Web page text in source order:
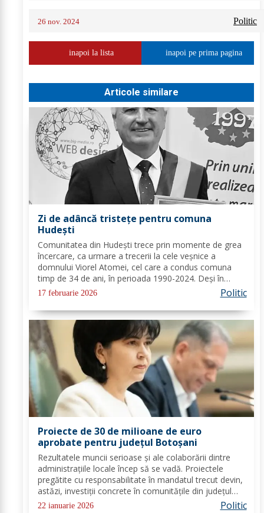
26 nov. 2024 Politic
inapoi la lista inapoi pe prima pagina
Articole similare
Zi de adâncă tristețe pentru comuna
Hudești
Comunitatea din Hudești trece prin momente de grea
încercare, ca urmare a trecerii la cele veșnice a
domnului Viorel Atomei, cel care a condus comuna
timp de 34 de ani, în perioada 1990-2024. Deși în
ultima perioadă s-a confruntat cu probleme de
sănătate, vestea dispariției sale a adus multă durere...
17 februarie 2026 Politic
Proiecte de 30 de milioane de euro
aprobate pentru județul Botoșani
Rezultatele muncii serioase și ale colaborării dintre
administrațiile locale încep să se vadă. Proiectele
pregătite cu responsabilitate în mandatul trecut devin,
astăzi, investiții concrete în comunitățile din județul
Botoșani. Acestea vizează modernizarea iluminatului
22 ianuarie 2026 Politic